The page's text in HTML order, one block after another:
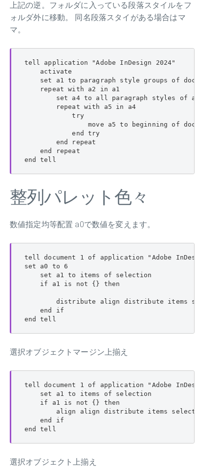
上記の逆。フォルダに入っている段落スタイルをフ
ォルダ外に移動。 同名段落スタイがある場合はマ
マ。
tell application "Adobe InDesign 2024"
    activate
set a1 to paragraph style groups of document
    repeat with a2 in a1
        set a4 to all paragraph styles of a2
        repeat with a5 in a4
            try
move a5 to beginning of document
            end try
        end repeat
    end repeat
end tell
整列パレット色々
数値指定均等配置 a0で数値を変えます。
tell document 1 of application "Adobe InDesign
set a0 to 6
    set a1 to items of selection
    if a1 is not {} then
distribute align distribute items
    end if
end tell
選択オブジェクトマージン上揃え
tell document 1 of application "Adobe InDesign
    set a1 to items of selection
    if a1 is not {} then
align align distribute items selection
    end if
end tell
選択オブジェクト上揃え